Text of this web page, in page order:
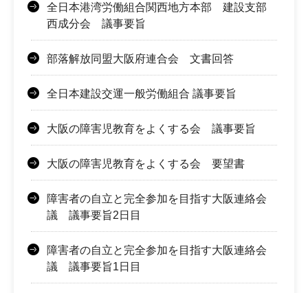
全日本港湾労働組合関西地方本部 建設支部
西成分会 議事要旨
部落解放同盟大阪府連合会 文書回答
全日本建設交運一般労働組合 議事要旨
大阪の障害児教育をよくする会 議事要旨
大阪の障害児教育をよくする会 要望書
障害者の自立と完全参加を目指す大阪連絡会
議 議事要旨2日目
障害者の自立と完全参加を目指す大阪連絡会
議 議事要旨1日目